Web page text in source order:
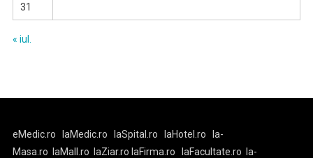
31
« iul.
eMedic.ro laMedic.ro laSpital.ro laHotel.ro
la-
Masa.ro
laMall.ro laZiar.ro laFirma.ro laFacultate.ro
la-